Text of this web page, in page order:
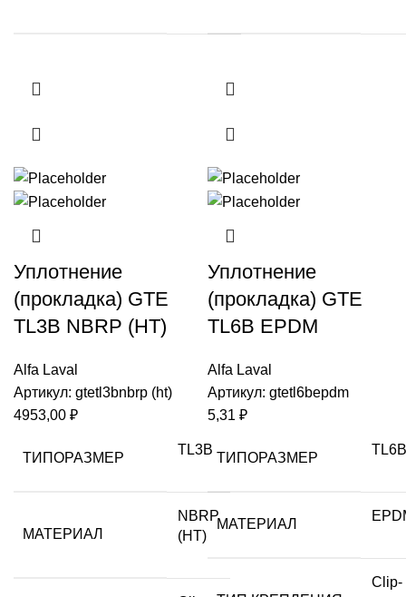
Уплотнение
(прокладка) GTE
TL3B NBRP (HT)
Alfa Laval
Артикул: gtetl3bnbrp (ht)
4953,00 ₽
ТИПОРАЗМЕР
TL3B
МАТЕРИАЛ
NBRP
(HT)
Уплотнение
(прокладка) GTE
TL6B EPDM
Alfa Laval
Артикул: gtetl6bepdm
5,31 ₽
ТИПОРАЗМЕР
TL6B
МАТЕРИАЛ
Clip-